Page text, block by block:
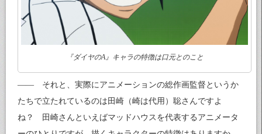
『ダイヤのA』キャラの特徴は口元とのこと
—— それと、実際にアニメーションの総作画監督というか
たちで立たれているのは田崎（崎は代用）聡さんですよ
ね？ 田崎さんといえばマッドハウスを代表するアニメータ